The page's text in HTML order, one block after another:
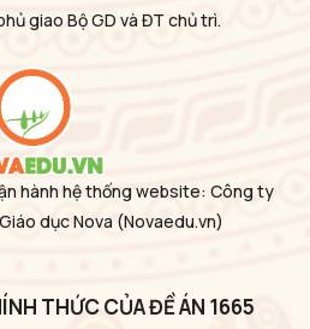
giao Bộ GD và ĐT chủ trì.
hành hệ thống website: Công ty
dục Nova (Novaedu.vn)
THỨC CỦA ĐỀ ÁN 1665